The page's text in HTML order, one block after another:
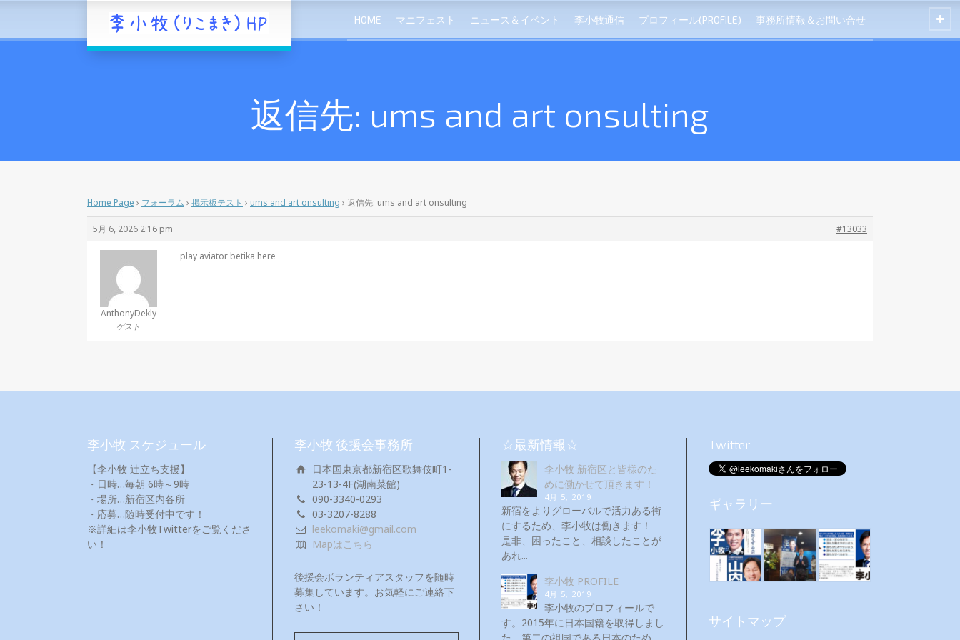
HOME マニフェスト ニュース＆イベント 李小牧通信 プロフィール(PROFILE) 事務所情報＆お問い合せ
返信先: ums and art onsulting
Home Page › フォーラム › 掲示板テスト › ums and art onsulting › 返信先: ums and art onsulting
5月 6, 2026 2:16 pm #13033
AnthonyDekly
ゲスト
play aviator betika here
李小牧 スケジュール
【李小牧 辻立ち支援】
・日時…毎朝 6時～9時
・場所…新宿区内各所
・応募…随時受付中です！
※詳細は李小牧Twitterをご覧くださ
い！
李小牧 後援会事務所
日本国東京都新宿区歌舞伎町1-
23-13-4F(湖南菜館)
090-3340-0293
03-3207-8288
leekomaki@gmail.com
Mapはこちら
後援会ボランティアスタッフを随時
募集しています。お気軽にご連絡下
さい！
☆最新情報☆
李小牧 新宿区と皆様のた
めに働かせて頂きます！
4月 5, 2019
新宿をよりグローバルで活力ある街
にするため、李小牧は働きます！
是非、困ったこと、相談したことが
あれ...
李小牧 PROFILE
4月 5, 2019
李小牧のプロフィールで
す。2015年に日本国籍を取得しまし
Twitter
ギャラリー
サイトマップ